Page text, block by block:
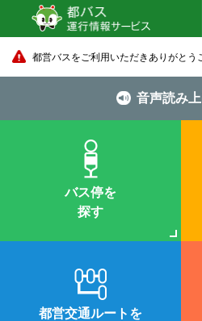
都営バスをご利用いただきありがとう
音声読み
バス停を
探す
都営交通ルートを